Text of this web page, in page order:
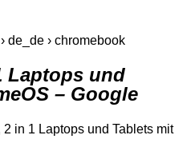
de_de › chromebook
Laptops und
– Google
in 1 Laptops und Tablets mit